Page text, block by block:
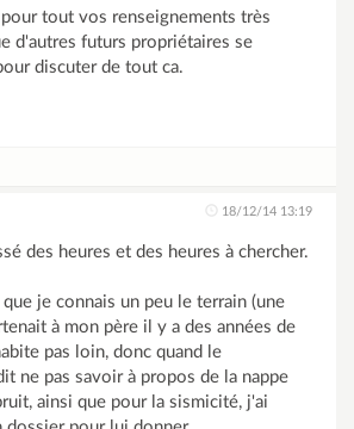
tout vos renseignements très
d'autres futurs propriétaires se
discuter de tout ca.
18/12/14 13:19
des heures et des heures à chercher.
je connais un peu le terrain (une
à mon père il y a des années de
pas loin, donc quand le
ne pas savoir à propos de la nappe
ainsi que pour la sismicité, j'ai